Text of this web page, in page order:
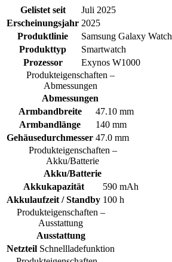
Gelistet seit
Juli 2025
Erscheinungsjahr 2025
Produktlinie
Samsung Galaxy Watch
Produkttyp
Smartwatch
Prozessor
Exynos W1000
Produkteigenschaften –
Abmessungen
Abmessungen
Armbandbreite
47.10 mm
Armbandlänge
140 mm
Gehäusedurchmesser 47.0 mm
Produkteigenschaften –
Akku/Batterie
Akku/Batterie
Akkukapazität
590 mAh
Akkulaufzeit / Standby 100 h
Produkteigenschaften –
Ausstattung
Ausstattung
Netzteil Schnellladefunktion